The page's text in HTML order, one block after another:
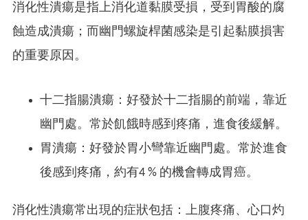
消化性潰瘍是指上消化道黏膜受損，受到胃酸的腐
蝕造成潰瘍；而幽門螺旋桿菌感染是引起黏膜損害
的重要原因。
十二指腸潰瘍：好發於十二指腸的前端，靠近
幽門處。常於飢餓時感到疼痛，進食後緩解。
胃潰瘍：好發於胃小彎靠近幽門處。常於進食
後感到疼痛，約有4 % 的機會轉成胃癌。
消化性潰瘍常出現的症狀包括：上腹疼痛、心口灼